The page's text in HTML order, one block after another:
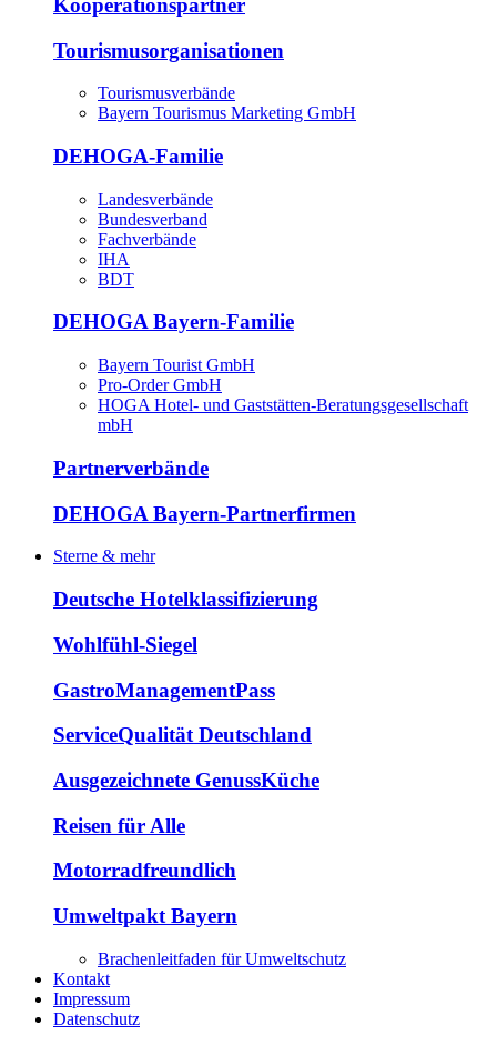
Kooperationspartner
Tourismusorganisationen
Tourismusverbände
Bayern Tourismus Marketing GmbH
DEHOGA-Familie
Landesverbände
Bundesverband
Fachverbände
IHA
BDT
DEHOGA Bayern-Familie
Bayern Tourist GmbH
Pro-Order GmbH
HOGA Hotel- und Gaststätten-Beratungsgesellschaft
mbH
Partnerverbände
DEHOGA Bayern-Partnerfirmen
Sterne & mehr
Deutsche Hotelklassifizierung
Wohlfühl-Siegel
GastroManagementPass
ServiceQualität Deutschland
Ausgezeichnete GenussKüche
Reisen für Alle
Motorradfreundlich
Umweltpakt Bayern
Brachenleitfaden für Umweltschutz
Kontakt
Impressum
Datenschutz